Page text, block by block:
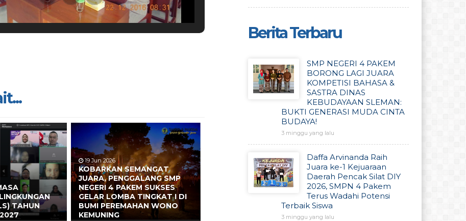
TAHUN
19 Jun 2026
KOBARKAN SEMANGAT
JUARA, PENGGALANG SMP
NEGERI 4 PAKEM SUKSES
GELAR LOMBA TINGKAT I DI
BUMI PEREMAHAN WONO
KEMUNING
Berita Terbaru
SMP NEGERI 4 PAKEM
BORONG LAGI JUARA
KOMPETISI BAHASA &
SASTRA DINAS
KEBUDAYAAN SLEMAN:
BUKTI GENERASI MUDA CINTA
BUDAYA!
3 minggu yang lalu
Daffa Arvinanda Raih
Juara ke-1 Kejuaraan
Daerah Pencak Silat DIY
2026, SMPN 4 Pakem
Terus Wadahi Potensi
Terbaik Siswa
3 minggu yang lalu